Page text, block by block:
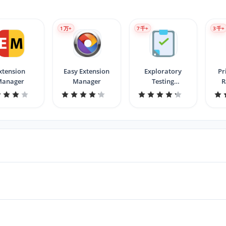
Easy Extension
Manager
1 万+
Exploratory
Testing
Extension
7千+ 3千+